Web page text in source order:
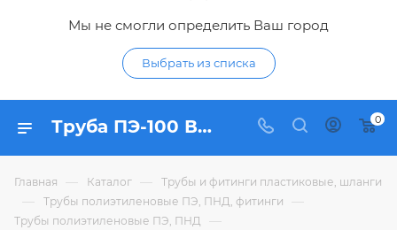
Мы не смогли определить Ваш город
Выбрать из списка
Труба ПЭ-100 ВОДА SDR17 Ду 160х9,5 мм (Р-10) - купить по цене 1 011,39 ₽ в интернет-магазине Гидропромтехника с доставкой в Курске 0
Главная — Каталог — Трубы и фитинги пластиковые, шланги
— Трубы полиэтиленовые ПЭ, ПНД, фитинги —
Трубы полиэтиленовые ПЭ, ПНД —